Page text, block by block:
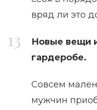
вряд ли это
Новые вещи
гардеробе.
Совсем
мужчин